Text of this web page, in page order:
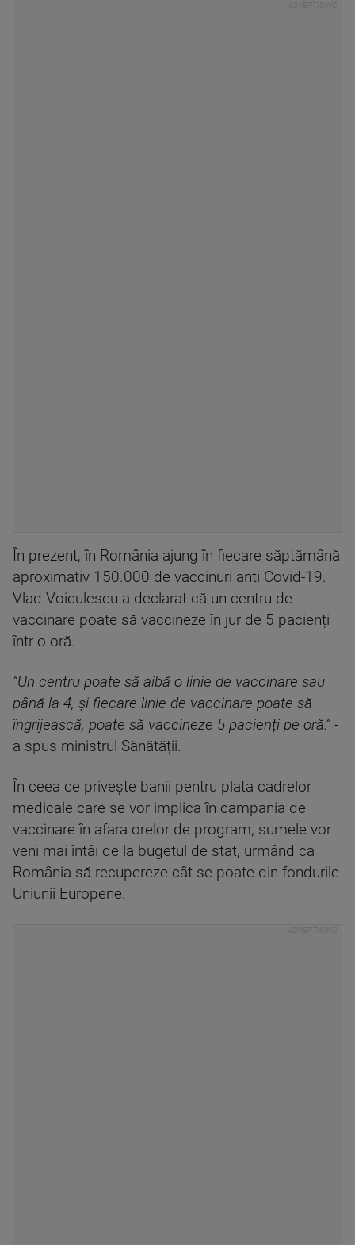
În prezent, în România ajung în fiecare săptămână
aproximativ 150.000 de vaccinuri anti Covid-19.
Vlad Voiculescu a declarat că un centru de
vaccinare poate să vaccineze în jur de 5 pacienți
într-o oră.
”Un centru poate să aibă o linie de vaccinare sau
până la 4, și fiecare linie de vaccinare poate să
îngrijească, poate să vaccineze 5 pacienți pe oră.” -
a spus ministrul Sănătății.
În ceea ce privește banii pentru plata cadrelor
medicale care se vor implica în campania de
vaccinare în afara orelor de program, sumele vor
veni mai întâi de la bugetul de stat, urmând ca
România să recupereze cât se poate din fondurile
Uniunii Europene.